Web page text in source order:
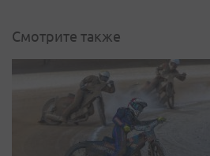
Смотрите также